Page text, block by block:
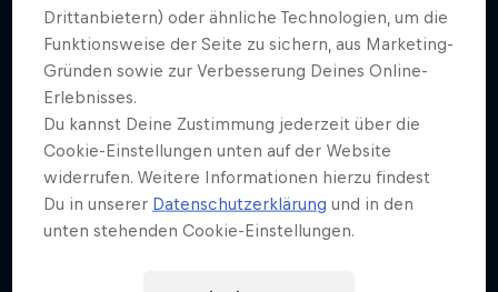
über die Kreativitätstheorie, was im Gehirn passiert,
wenn wir kreativ sind und wie wir mit diesem
Wissen kreativer werden können. Außerdem hat
Laura mit Leuten aus verschiedenen kreativen
Bereichen über deren Arbeit gesprochen, darunter
Gründerin und Podcasterin Toyah Diebel, die
Macher:innen von „Alman Memes“ oder Dora
Osinde von der Agentur Granny.
Drittanbietern) oder ähnliche Technologien, um die
Funktionsweise der Seite zu sichern, aus Marketing-
Gründen sowie zur Verbesserung Deines Online-
Erlebnisses.
Du kannst Deine Zustimmung jederzeit über die
Cookie-Einstellungen unten auf der Website
widerrufen. Weitere Informationen hierzu findest
Du in unserer Datenschutzerklärung und in den
unten stehenden Cookie-Einstellungen.